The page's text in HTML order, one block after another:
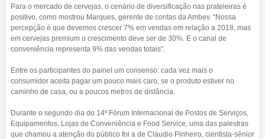
Para o mercado de cervejas, o cenário de diversificação nas prateleiras é
positivo, como mostrou Marques, gerente de contas da Ambev. “Nossa
percepção é que devemos crescer 7% em vendas em relação a 2018, mas
em cervejas premium o crescimento deve ser de 30%. E o canal de
conveniência representa 9% das vendas totais”.
Entre os participantes do painel um consenso: cada vez mais o
consumidor aceita pagar um pouco mais caro, se o produto estiver no
caminho de casa, ou a poucos metros de distância.
Durante o segundo dia do 14º Fórum Internacional de Postos de Serviços,
Equipamentos, Lojas de Conveniência e Food Service, uma das palestras
que chamou a atenção do público foi a de Cláudio Pinheiro, cientista-sênior